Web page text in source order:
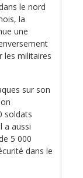
le nord
la
une
les militaires
sur son
soldats
a aussi
5 000
dans le